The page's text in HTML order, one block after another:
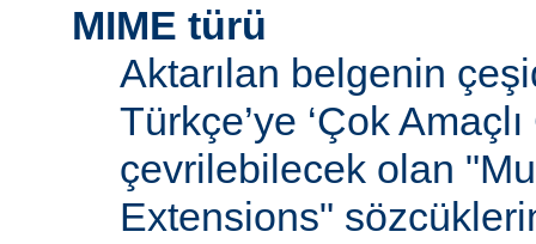
MIME türü
Aktarılan belgenin
Türkçe’ye ‘Çok
çevrilebilecek olan
Extensions"